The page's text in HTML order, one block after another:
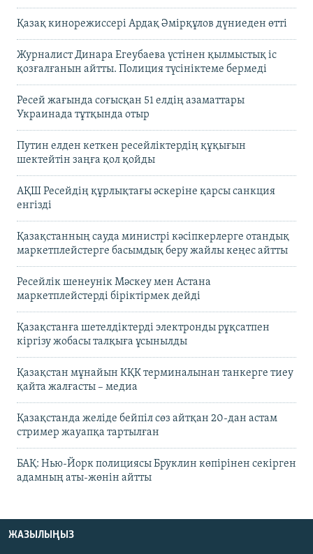
Қазақ кинорежиссері Ардақ Әмірқұлов дүниеден өтті
Журналист Динара Егеубаева үстінен қылмыстық іс
қозғалғанын айтты. Полиция түсініктеме бермеді
Ресей жағында соғысқан 51 елдің азаматтары
Украинада тұтқында отыр
Путин елден кеткен ресейліктердің құқығын
шектейтін заңға қол қойды
АҚШ Ресейдің құрлықтағы әскеріне қарсы санкция
енгізді
Қазақстанның сауда министрі кәсіпкерлерге отандық
маркетплейстерге басымдық беру жайлы кеңес айтты
Ресейлік шенеунік Мәскеу мен Астана
маркетплейстерді біріктірмек дейді
Қазақстанға шетелдіктерді электронды рұқсатпен
кіргізу жобасы талқыға ұсынылды
Қазақстан мұнайын КҚК терминалынан танкерге тиеу
қайта жалғасты – медиа
Қазақстанда желіде бейпіл сөз айтқан 20-дан астам
стример жауапқа тартылған
БАҚ: Нью-Йорк полициясы Бруклин көпірінен секірген
адамның аты-жөнін айтты
ЖАЗЫЛЫҢЫЗ